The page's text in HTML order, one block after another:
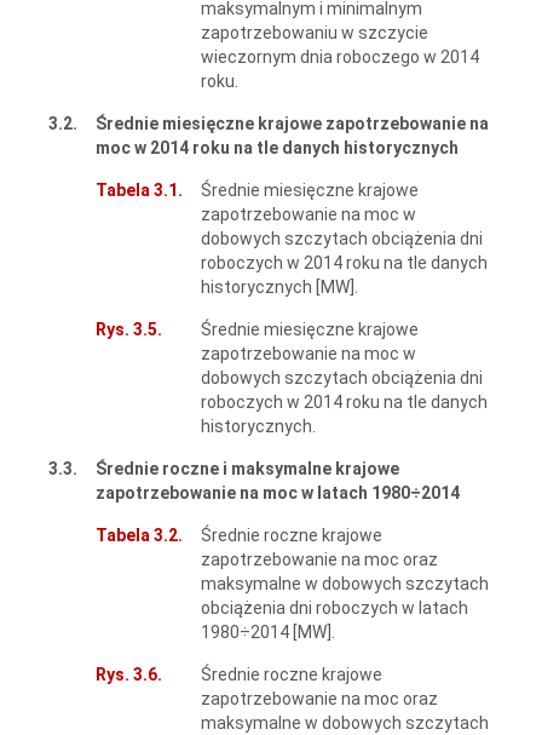
maksymalnym i minimalnym
zapotrzebowaniu w szczycie
wieczornym dnia roboczego w 2014
roku.
3.2.
Średnie miesięczne krajowe zapotrzebowanie na
moc w 2014 roku na tle danych historycznych
Tabela 3.1.
Średnie miesięczne krajowe
zapotrzebowanie na moc w
dobowych szczytach obciążenia dni
roboczych w 2014 roku na tle danych
historycznych [MW].
Rys. 3.5.
Średnie miesięczne krajowe
zapotrzebowanie na moc w
dobowych szczytach obciążenia dni
roboczych w 2014 roku na tle danych
historycznych.
3.3.
Średnie roczne i maksymalne krajowe
zapotrzebowanie na moc w latach 1980÷2014
Tabela 3.2.
Średnie roczne krajowe
zapotrzebowanie na moc oraz
maksymalne w dobowych szczytach
obciążenia dni roboczych w latach
1980÷2014 [MW].
Rys. 3.6.
Średnie roczne krajowe
zapotrzebowanie na moc oraz
maksymalne w dobowych szczytach